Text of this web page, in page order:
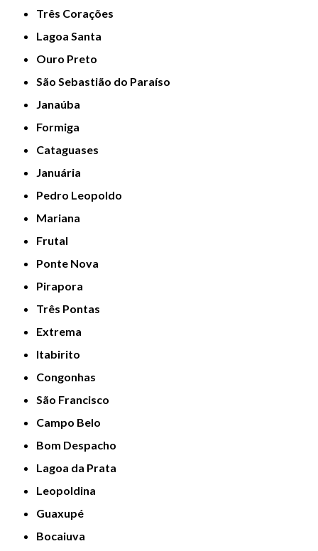
Três Corações
Lagoa Santa
Ouro Preto
São Sebastião do Paraíso
Janaúba
Formiga
Cataguases
Januária
Pedro Leopoldo
Mariana
Frutal
Ponte Nova
Pirapora
Três Pontas
Extrema
Itabirito
Congonhas
São Francisco
Campo Belo
Bom Despacho
Lagoa da Prata
Leopoldina
Guaxupé
Bocaiuva